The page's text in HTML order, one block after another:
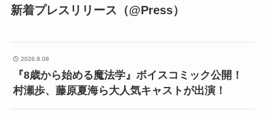
新着プレスリリース（@Press）
2026.8.08
『8歳から始める魔法学』ボイスコミック公開！
村瀬歩、藤原夏海ら大人気キャストが出演！